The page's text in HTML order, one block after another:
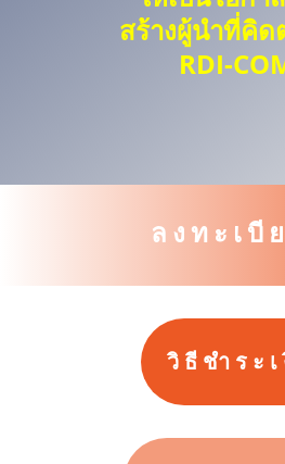
สร้างผู้นำที่คิด
RDI-
ลงทะเบี
วิธีชำระ